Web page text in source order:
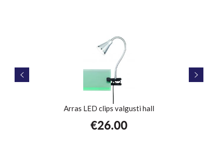
Arras LED clips valgusti hall
€26.00